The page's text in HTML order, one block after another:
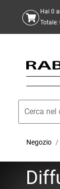
Hai 0
Totale:
Negozio